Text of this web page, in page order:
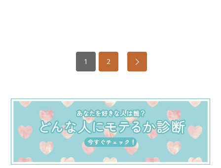
1 2